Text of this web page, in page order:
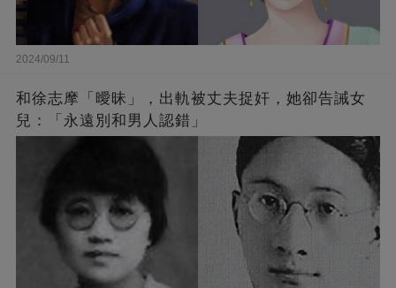
2024/09/11
和徐志摩「曖昧」，出軌被丈夫捉奸，她卻告誡女
兒：「永遠別和男人認錯」